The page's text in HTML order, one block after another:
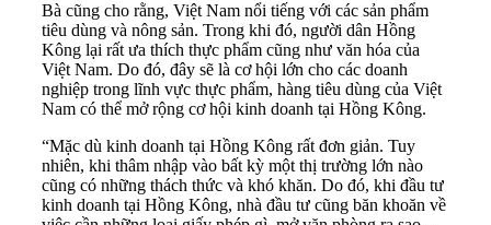
Bà cũng cho rằng, Việt Nam nổi tiếng với các sản phẩm
tiêu dùng và nông sản. Trong khi đó, người dân Hồng
Kông lại rất ưa thích thực phẩm cũng như văn hóa của
Việt Nam. Do đó, đây sẽ là cơ hội lớn cho các doanh
nghiệp trong lĩnh vực thực phẩm, hàng tiêu dùng của Việt
Nam có thể mở rộng cơ hội kinh doanh tại Hồng Kông.
“Mặc dù kinh doanh tại Hồng Kông rất đơn giản. Tuy
nhiên, khi thâm nhập vào bất kỳ một thị trường lớn nào
cũng có những thách thức và khó khăn. Do đó, khi đầu tư
kinh doanh tại Hồng Kông, nhà đầu tư cũng băn khoăn về